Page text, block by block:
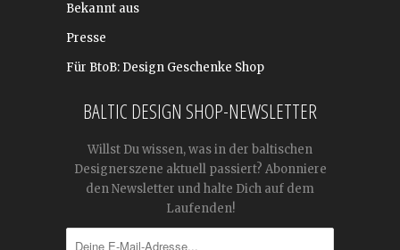
Bekannt aus
Presse
Für BtoB: Design Geschenke Shop
BALTIC DESIGN SHOP-NEWSLETTER
Willst Du wissen, was in der baltischen
Designerszene aktuell passiert? Abonniere
den Newsletter und halte Dich auf dem
Laufenden!